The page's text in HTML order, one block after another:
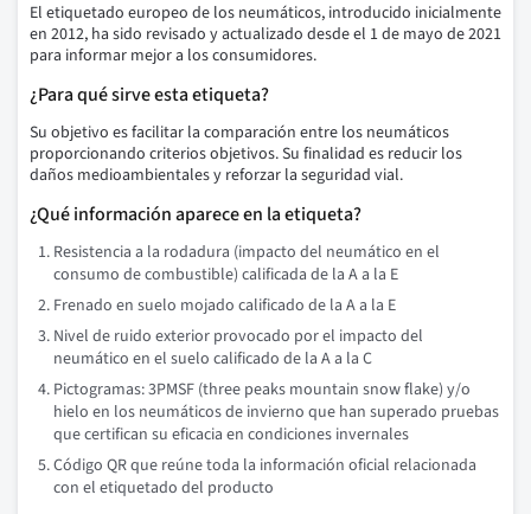
El etiquetado europeo de los neumáticos, introducido inicialmente
en 2012, ha sido revisado y actualizado desde el 1 de mayo de 2021
para informar mejor a los consumidores.
¿Para qué sirve esta etiqueta?
Su objetivo es facilitar la comparación entre los neumáticos
proporcionando criterios objetivos. Su finalidad es reducir los
daños medioambientales y reforzar la seguridad vial.
¿Qué información aparece en la etiqueta?
Resistencia a la rodadura (impacto del neumático en el
consumo de combustible) calificada de la A a la E
Frenado en suelo mojado calificado de la A a la E
Nivel de ruido exterior provocado por el impacto del
neumático en el suelo calificado de la A a la C
Pictogramas: 3PMSF (three peaks mountain snow flake) y/o
hielo en los neumáticos de invierno que han superado pruebas
que certifican su eficacia en condiciones invernales
Código QR que reúne toda la información oficial relacionada
con el etiquetado del producto